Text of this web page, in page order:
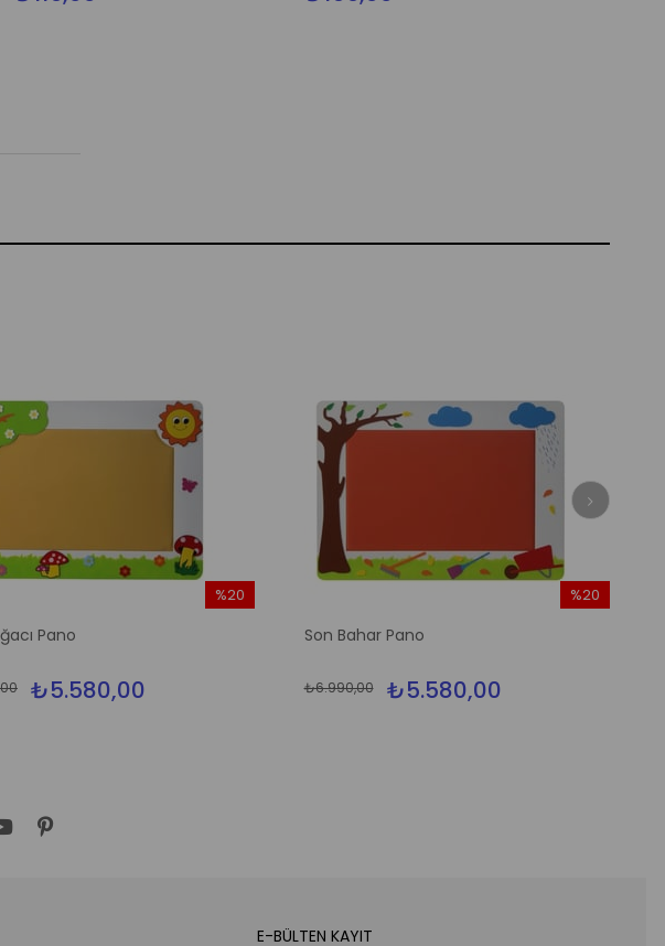
Pano
₺5.580,00
%20
Son Bahar Pano
₺5.580,00
₺6.990,00
%20
E-BÜLTEN KAYIT